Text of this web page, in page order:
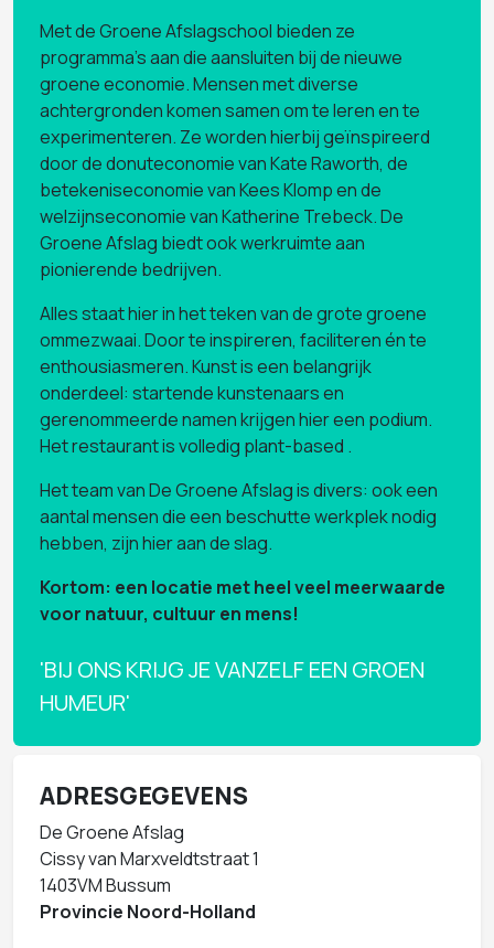
Met de Groene Afslagschool bieden ze
programma’s aan die aansluiten bij de nieuwe
groene economie. Mensen met diverse
achtergronden komen samen om te leren en te
experimenteren. Ze worden hierbij geïnspireerd
door de donuteconomie van Kate Raworth, de
betekeniseconomie van Kees Klomp en de
welzijnseconomie van Katherine Trebeck. De
Groene Afslag biedt ook werkruimte aan
pionierende bedrijven.
Alles staat hier in het teken van de grote groene
ommezwaai. Door te inspireren, faciliteren én te
enthousiasmeren. Kunst is een belangrijk
onderdeel: startende kunstenaars en
gerenommeerde namen krijgen hier een podium.
Het restaurant is volledig plant-based .
Het team van De Groene Afslag is divers: ook een
aantal mensen die een beschutte werkplek nodig
hebben, zijn hier aan de slag.
Kortom: een locatie met heel veel meerwaarde
voor natuur, cultuur en mens!
'BIJ ONS KRIJG JE VANZELF EEN GROEN
HUMEUR'
ADRESGEGEVENS
De Groene Afslag
Cissy van Marxveldtstraat 1
1403VM Bussum
Provincie Noord-Holland